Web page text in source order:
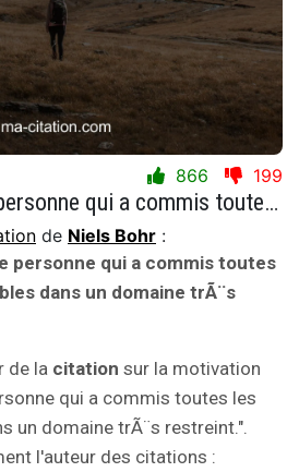
866 199
Un expert est une personne qui a commis toutes les erreurs possibles dans un domaine trÃ¨s restreint.
de Niels Bohr :
personne qui a commis toutes
dans un domaine trÃ¨s
de la citation sur la motivation
qui a commis toutes les
un domaine trÃ¨s restreint.".
l'auteur des citations :